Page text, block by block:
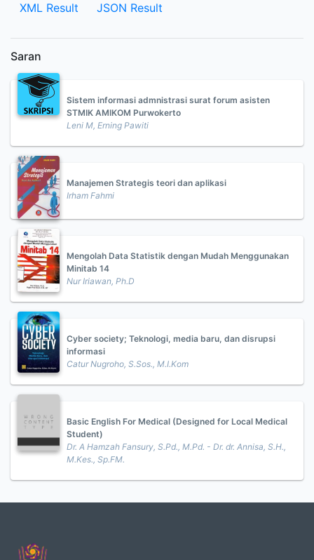
XML Result JSON Result
Saran
Sistem informasi admnistrasi surat forum asisten
STMIK AMIKOM Purwokerto
Leni M, Erning Pawiti
Manajemen Strategis teori dan aplikasi
Irham Fahmi
Mengolah Data Statistik dengan Mudah Menggunakan
Minitab 14
Nur Iriawan, Ph.D
Cyber society; Teknologi, media baru, dan disrupsi
informasi
Catur Nugroho, S.Sos., M.I.Kom
Basic English For Medical (Designed for Local Medical
Student)
Dr. A Hamzah Fansury, S.Pd., M.Pd. - Dr. dr. Annisa, S.H.,
M.Kes., Sp.FM.